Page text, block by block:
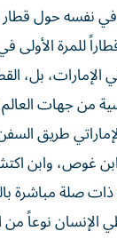
حول قطار
للمرة الأولى
بل،
من جهات
طريق
غوص، وابن
صلة مباشرة
الإنسان